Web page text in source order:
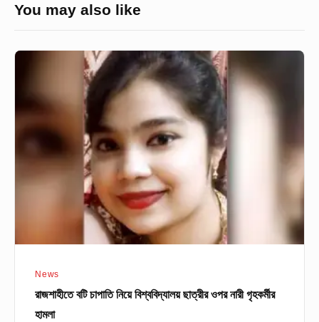
You may also like
রাজশাহীতে
চাপাতি
নিয়ে
বিশ্ববিদ্যালয়
ছাত্রীর
ওপর
News
রাজশাহীতে বটি চাপাতি নিয়ে বিশ্ববিদ্যালয় ছাত্রীর ওপর নারী গৃহকর্মীর
হামলা